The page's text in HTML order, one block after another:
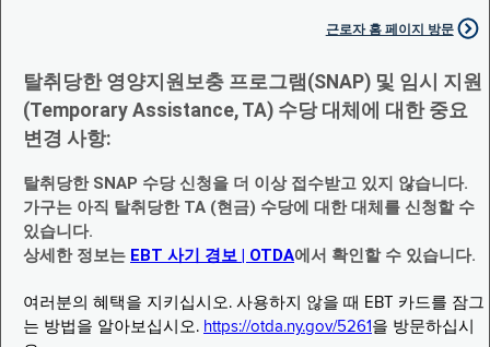
근로자 홈 페이지 방문
탈취당한 영양지원보충 프로그램(SNAP) 및 임시 지원
(Temporary Assistance, TA) 수당 대체에 대한 중요
변경 사항:
탈취당한 SNAP 수당 신청을 더 이상 접수받고 있지 않습니다.
가구는 아직 탈취당한 TA (현금) 수당에 대한 대체를 신청할 수
있습니다.
상세한 정보는 EBT 사기 경보 | OTDA에서 확인할 수 있습니다.
여러분의 혜택을 지키십시오. 사용하지 않을 때 EBT 카드를 잠그
는 방법을 알아보십시오. https://otda.ny.gov/5261 을 방문하십시